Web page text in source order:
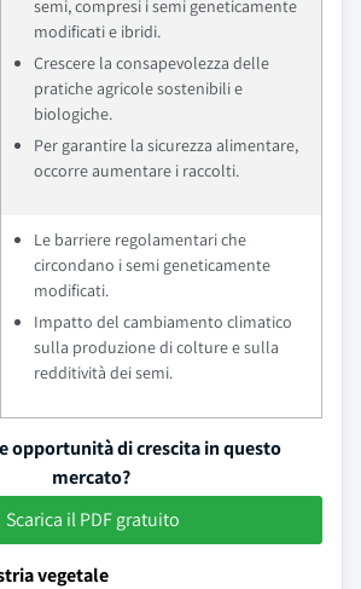
semi, compresi i semi geneticamente
modificati e ibridi.
Crescere la consapevolezza delle
pratiche agricole sostenibili e
biologiche.
Per garantire la sicurezza alimentare,
occorre aumentare i raccolti.
Le barriere regolamentari che
circondano i semi geneticamente
modificati.
Impatto del cambiamento climatico
sulla produzione di colture e sulla
redditività dei semi.
opportunità di crescita in questo
mercato?
Scarica il PDF gratuito
vegetale